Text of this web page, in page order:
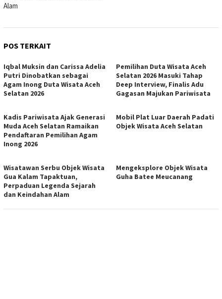
Alam
POS TERKAIT
Iqbal Muksin dan Carissa Adelia
Putri Dinobatkan sebagai
Agam Inong Duta Wisata Aceh
Selatan 2026
Pemilihan Duta Wisata Aceh
Selatan 2026 Masuki Tahap
Deep Interview, Finalis Adu
Gagasan Majukan Pariwisata
Kadis Pariwisata Ajak Generasi
Muda Aceh Selatan Ramaikan
Pendaftaran Pemilihan Agam
Inong 2026
Mobil Plat Luar Daerah Padati
Objek Wisata Aceh Selatan
Wisatawan Serbu Objek Wisata
Gua Kalam Tapaktuan,
Perpaduan Legenda Sejarah
dan Keindahan Alam
Mengeksplore Objek Wisata
Guha Batee Meucanang